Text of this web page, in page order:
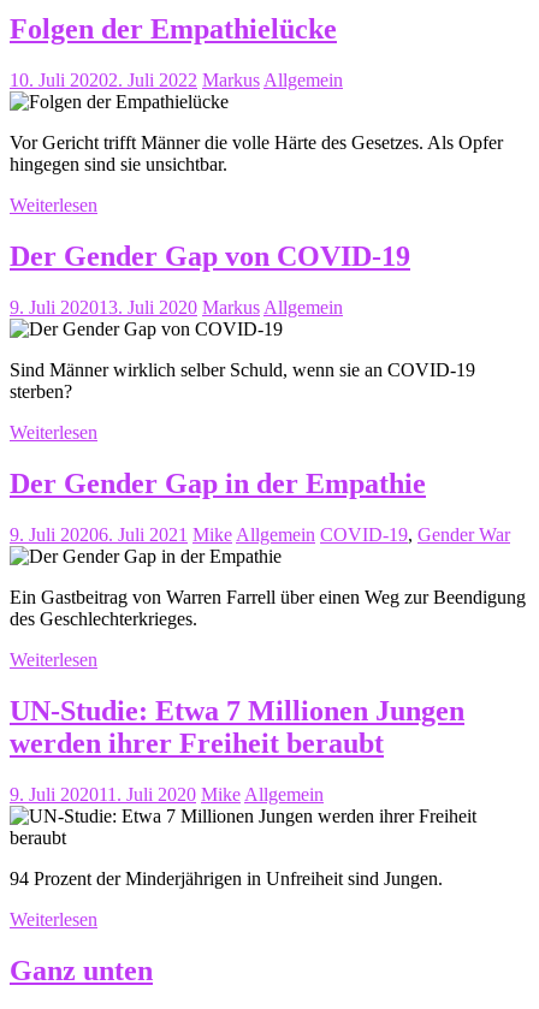
Folgen der Empathielücke
10. Juli 20202. Juli 2022 Markus Allgemein
Vor Gericht trifft Männer die volle Härte des Gesetzes. Als Opfer
hingegen sind sie unsichtbar.
Weiterlesen
Der Gender Gap von COVID-19
9. Juli 202013. Juli 2020 Markus Allgemein
Sind Männer wirklich selber Schuld, wenn sie an COVID-19
sterben?
Weiterlesen
Der Gender Gap in der Empathie
9. Juli 20206. Juli 2021 Mike Allgemein COVID-19, Gender War
Ein Gastbeitrag von Warren Farrell über einen Weg zur Beendigung
des Geschlechterkrieges.
Weiterlesen
UN-Studie: Etwa 7 Millionen Jungen
werden ihrer Freiheit beraubt
9. Juli 202011. Juli 2020 Mike Allgemein
94 Prozent der Minderjährigen in Unfreiheit sind Jungen.
Weiterlesen
Ganz unten